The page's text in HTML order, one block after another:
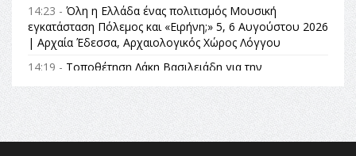
14:23 - Όλη η Ελλάδα ένας πολιτισμός Μουσική
εγκατάσταση Πόλεμος και «Ειρήνη;» 5, 6 Αυγούστου 2026
| Αρχαία Έδεσσα, Αρχαιολογικός Χώρος Λόγγου
14:19 - Τοποθέτηση Λάκη Βασιλειάδη για την
Αναθεώρηση του Συντάγματος: «Σε τέτοιες κορυφαίες
θεσμικές διαδικασίες υπάρχει μόνο η ευθύνη απέναντι
στις επόμενες γενιές»
16:35 -Το πρόγραμμα του ΠΑΟΚ στον δεύτερο γύρο του